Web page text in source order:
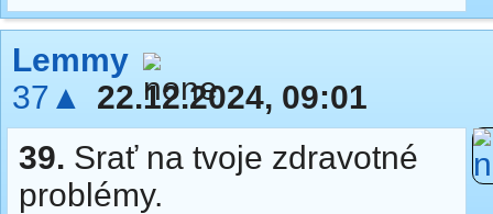
Lemmy
37▲
22.12.2024, 09:01
39. Srať na tvoje zdravotné
problémy.